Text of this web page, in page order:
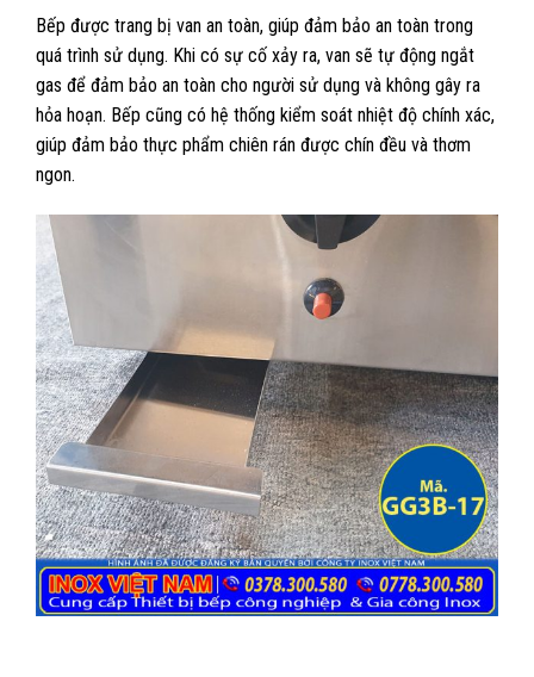
Bếp được trang bị van an toàn, giúp đảm bảo an toàn trong
quá trình sử dụng. Khi có sự cố xảy ra, van sẽ tự động ngắt
gas để đảm bảo an toàn cho người sử dụng và không gây ra
hỏa hoạn. Bếp cũng có hệ thống kiểm soát nhiệt độ chính xác,
giúp đảm bảo thực phẩm chiên rán được chín đều và thơm
ngon.